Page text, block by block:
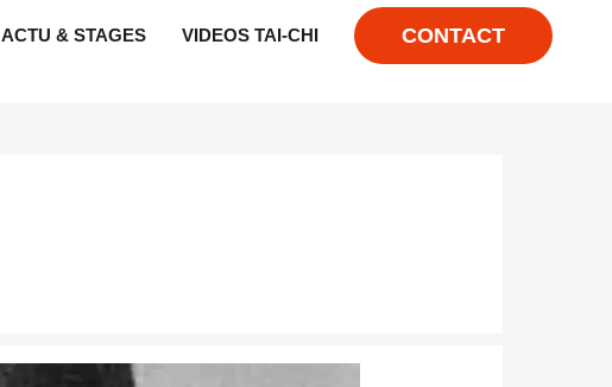
ACTU & STAGES VIDEOS TAI-CHI CONTACT